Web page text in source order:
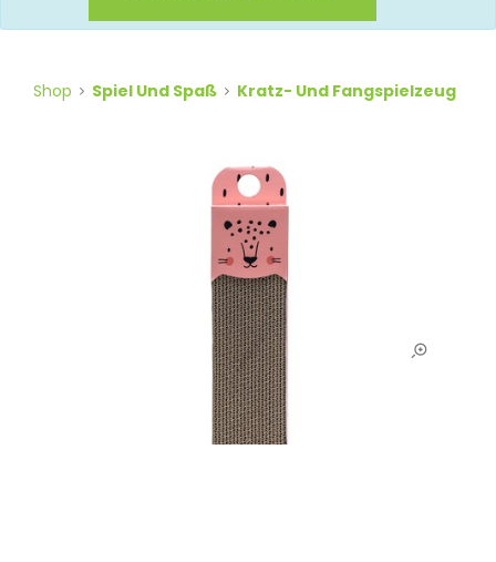
Shop Spiel Und Spaß Kratz- Und Fangspielzeug